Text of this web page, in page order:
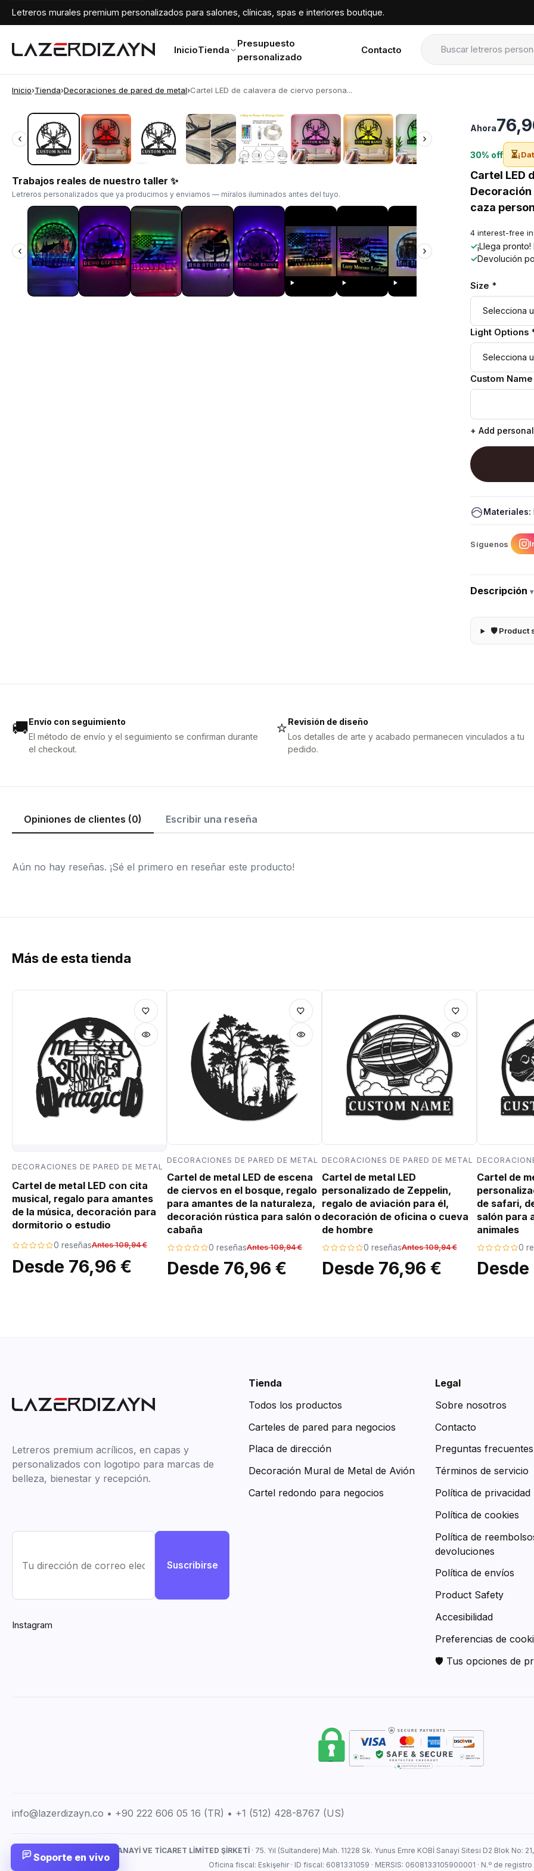
Letreros murales premium personalizados para salones, clínicas, spas e interiores boutique.
InicioTienda
Presupuesto
personalizado
Contacto
Inicio›Tienda›Decoraciones de pared de metal›Cartel LED de calavera de ciervo persona...
‹ ›
‹ ›
Trabajos reales de nuestro taller ✨
Letreros personalizados que ya producimos y enviamos — míralos iluminados antes del tuyo.
‹ ›
Ahora
30% off ⏳
Cartel LED
caza
4 interest-free
✓¡Llega
✓Devolución
Size *
Light Options
Custom
+ Add
Materiales:
Síguenos
Descripción▾
🛡 Product
🚚Envío con seguimiento
El método de envío y el seguimiento se confirman durante
el checkout.
⭐Revisión de diseño
Los detalles de arte y acabado permanecen vinculados a tu
pedido.
Opiniones de clientes (0) Escribir una reseña
Aún no hay reseñas. ¡Sé el primero en reseñar este producto!
Más de esta tienda
DECORACIONES DE PARED DE METAL
Cartel de metal LED con cita
musical, regalo para amantes
de la música, decoración para
dormitorio o estudio
0 reseñasAntes 109,94 €
Desde 76,96 €
DECORACIONES DE PARED DE METAL
Cartel de metal LED de escena
de ciervos en el bosque, regalo
para amantes de la naturaleza,
decoración rústica para salón o
cabaña
0 reseñasAntes 109,94 €
Desde 76,96 €
DECORACIONES DE PARED DE METAL
Cartel de metal LED
personalizado de Zeppelin,
regalo de aviación para él,
decoración de oficina o cueva
de hombre
0 reseñasAntes 109,94 €
Desde 76,96 €
Cartel de
de safari,
salón para
animales
0
Letreros premium acrílicos, en capas y
personalizados con logotipo para marcas de
belleza, bienestar y recepción.
Suscribirse
Instagram
Tienda
Todos los productos
Carteles de pared para negocios
Placa de dirección
Decoración Mural de Metal de Avión
Cartel redondo para negocios
Legal
Sobre nosotros
Contacto
Preguntas frecuentes
Términos de servicio
Política de privacidad
Política de cookies
Política de
devoluciones
Política de envíos
Product Safety
Accesibilidad
Preferencias de
🛡 Tus opciones de
info@lazerdizayn.co • +90 222 606 05 16 (TR) • +1 (512) 428-8767 (US)
LAZERDİZAYN İMALAT SANAYİ VE TİCARET LİMİTED ŞİRKETİ · 75. Yıl (Sultandere) Mah. 11228 Sk. Yunus Emre KOBİ Sanayi Sitesi D2 Blok No:
Oficina fiscal: Eskişehir · ID fiscal: 6081331059 · MERSIS: 0608133105900001 · N.º de
Soporte en vivo